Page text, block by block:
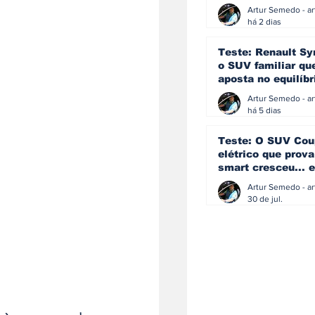
eficiência e
simplicidade
há 2 dias
Teste: Renault
o SUV familiar
aposta no
ainda acredita na
manualhá 5 dias
Teste: O SUV
elétrico que
smart cresceu... e
amadureceu
30 de jul.